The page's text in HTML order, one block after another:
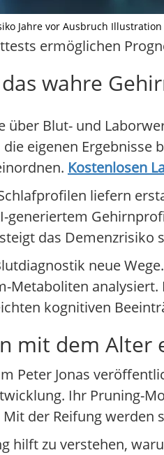
Jahre vor Ausbruch
ermöglichen
wahre
über Blut- und
eigenen Ergebnisse
Kostenlosen
liefern
generiertem
das Demenzrisiko
neue
Metaboliten
kognitiven
mit dem Alter
Peter Jonas
Ihr Pruning-
der Reifung
hilft zu verstehen,